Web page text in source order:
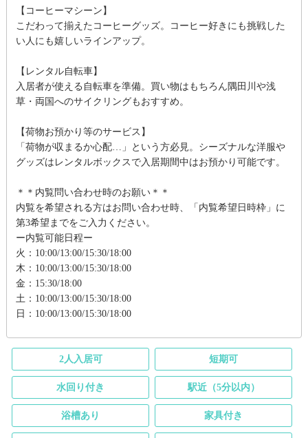
【コーヒーマシーン】
こだわって揃えたコーヒーグッズ。コーヒー好きにも挑戦した
い人にも嬉しいラインアップ。
【レンタル自転車】
入居者が使える自転車を準備。買い物はもちろん隅田川や浅
草・両国へのサイクリングもおすすめ。
【荷物お預かり等のサービス】
「荷物が収まるか心配…」という方必見。シーズナルな洋服や
グッズはレンタルボックスで入居期間中はお預かり可能です。
＊＊内覧問い合わせ時のお願い＊＊
内覧を希望される方はお問い合わせ時、「内覧希望日時枠」に
第3希望までをご入力ください。
ー内覧可能日程ー
火：10:00/13:00/15:30/18:00
木：10:00/13:00/15:30/18:00
金：15:30/18:00
土：10:00/13:00/15:30/18:00
日：10:00/13:00/15:30/18:00
2人入居可 短期可
水回り付き 駅近（5分以内）
浴槽あり 家具付き